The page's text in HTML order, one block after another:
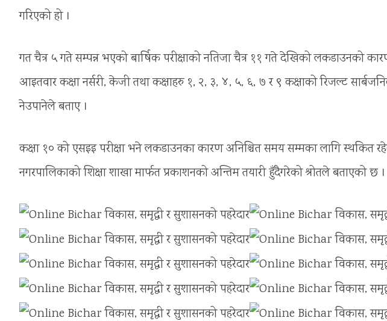
गरिएको हो ।
गत चैत्र ५ गते सम्पन्न भएको बार्षिक परीक्षाको नतिजा चैत्र ११ गते देखिको लकडाउनको
आइतवार कक्षा नर्सरी, केजी तथा कक्षाहरु १, २, ३, ४, ५, ६, ७ र ९ कक्षाको रिजल्ट
नेउपानेले बताए ।
कक्षा १० को एसइइ परीक्षा भने लकडाउनका कारण अनिश्चित समय सम्मका लागि स्थकित
नगरपालिकाको शिक्षा शाखा मार्फत प्रकाशनको अन्तिम तयारी हुँदैगरेको श्रोतले बताएको छ ।